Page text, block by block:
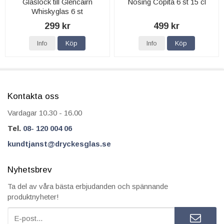
Glaslock till Glencairn
Whiskyglas 6 st
299 kr
Info Köp
Nosing Copita 6 st 15 cl
499 kr
Info Köp
Kontakta oss
Vardagar 10.30 - 16.00
Tel. 08- 120 004 06
kundtjanst@dryckesglas.se
Nyhetsbrev
Ta del av våra bästa erbjudanden och spännande
produktnyheter!